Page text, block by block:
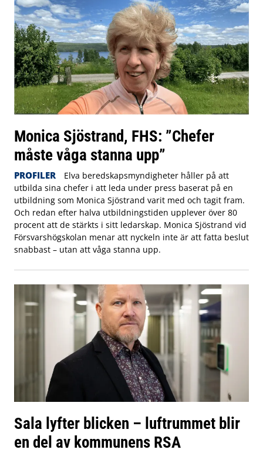
Monica Sjöstrand, FHS: ”Chefer
måste våga stanna upp”
PROFILER
Elva beredskapsmyndigheter håller på att
utbilda sina chefer i att leda under press baserat på en
utbildning som Monica Sjöstrand varit med och tagit fram.
Och redan efter halva utbildningstiden upplever över 80
procent att de stärkts i sitt ledarskap. Monica Sjöstrand vid
Försvarshögskolan menar att nyckeln inte är att fatta beslut
snabbast – utan att våga stanna upp.
Sala lyfter blicken – luftrummet blir
en del av kommunens RSA